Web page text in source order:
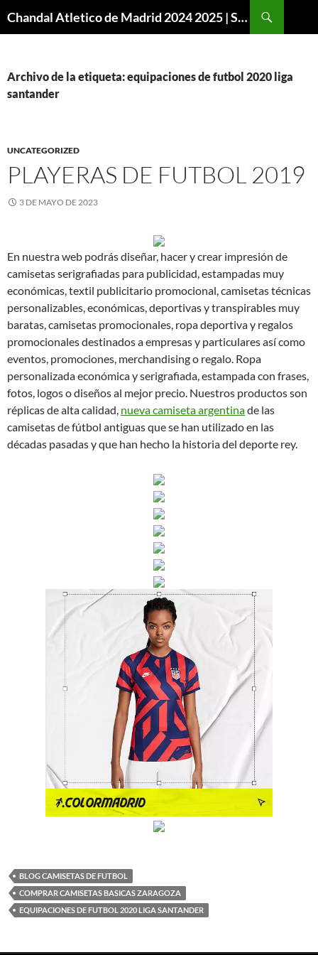
Chandal Atletico de Madrid 2024 2025 | SuperVigo
Archivo de la etiqueta: equipaciones de futbol 2020 liga
santander
UNCATEGORIZED
PLAYERAS DE FUTBOL 2019
3 DE MAYO DE 2023
En nuestra web podrás diseñar, hacer y crear impresión de
camisetas serigrafiadas para publicidad, estampadas muy
económicas, textil publicitario promocional, camisetas técnicas
personalizables, económicas, deportivas y transpirables muy
baratas, camisetas promocionales, ropa deportiva y regalos
promocionales destinados a empresas y particulares así como
eventos, promociones, merchandising o regalo. Ropa
personalizada económica y serigrafiada, estampada con frases,
fotos, logos o diseños al mejor precio. Nuestros productos son
réplicas de alta calidad, nueva camiseta argentinade las
camisetas de fútbol antiguas que se han utilizado en las
décadas pasadas y que han hecho la historia del deporte rey.
BLOG CAMISETAS DE FUTBOL
COMPRAR CAMISETAS BASICAS ZARAGOZA
EQUIPACIONES DE FUTBOL 2020 LIGA SANTANDER